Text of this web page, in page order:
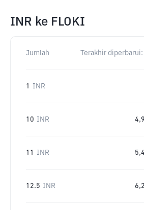
INR ke FLOKI
Jumlah Terakhir diperbarui:
1 INR
10 INR
11 INR
12.5 INR